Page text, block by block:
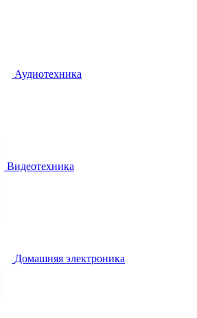
Аудиотехника
Видеотехника
Домашняя электроника